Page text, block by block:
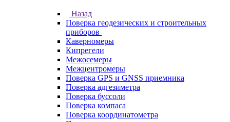
Назад
Поверка геодезических и строительных
приборов
Каверномеры
Кипрегели
Межосемеры
Межцентромеры
Поверка GPS и GNSS приемника
Поверка адгезиметра
Поверка буссоли
Поверка компаса
Поверка координатометра